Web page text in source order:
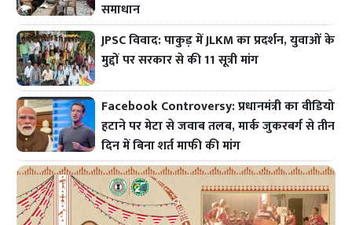
समाधान
JPSC विवाद: पाकुड़ में JLKM का प्रदर्शन, युवाओं के
मुद्दों पर सरकार से की 11 सूत्री मांग
Facebook Controversy: प्रधानमंत्री का वीडियो
हटाने पर मेटा से जवाब तलब, मार्क जुकरबर्ग से तीन
दिन में बिना शर्त माफी की मांग